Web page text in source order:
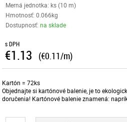
Merná jednotka: ks (10 m)
Hmotnosť: 0.066kg
Dostupnosť:na sklade
s DPH
€1.13 (€0.11/m)
Kartón = 72ks
Objednajte si kartónové balenie, je to
doručenia! Kartónové balenie znamená: